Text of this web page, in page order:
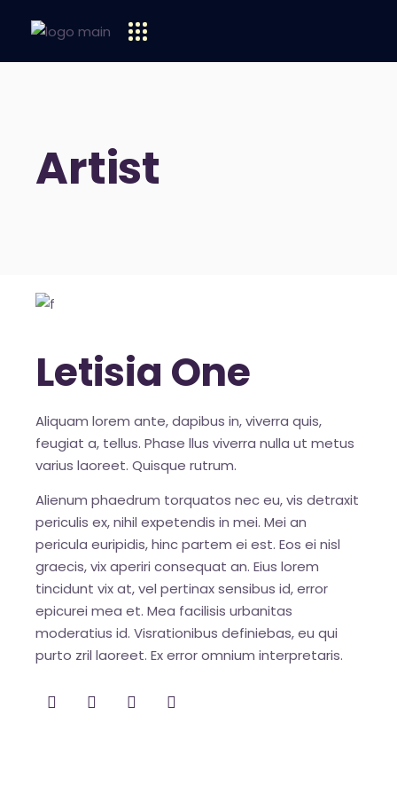
Artist
Letisia One
Aliquam lorem ante, dapibus in, viverra quis,
feugiat a, tellus. Phase llus viverra nulla ut metus
varius laoreet. Quisque rutrum.
Alienum phaedrum torquatos nec eu, vis detraxit
periculis ex, nihil expetendis in mei. Mei an
pericula euripidis, hinc partem ei est. Eos ei nisl
graecis, vix aperiri consequat an. Eius lorem
tincidunt vix at, vel pertinax sensibus id, error
epicurei mea et. Mea facilisis urbanitas
moderatius id. Visrationibus definiebas, eu qui
purto zril laoreet. Ex error omnium interpretaris.